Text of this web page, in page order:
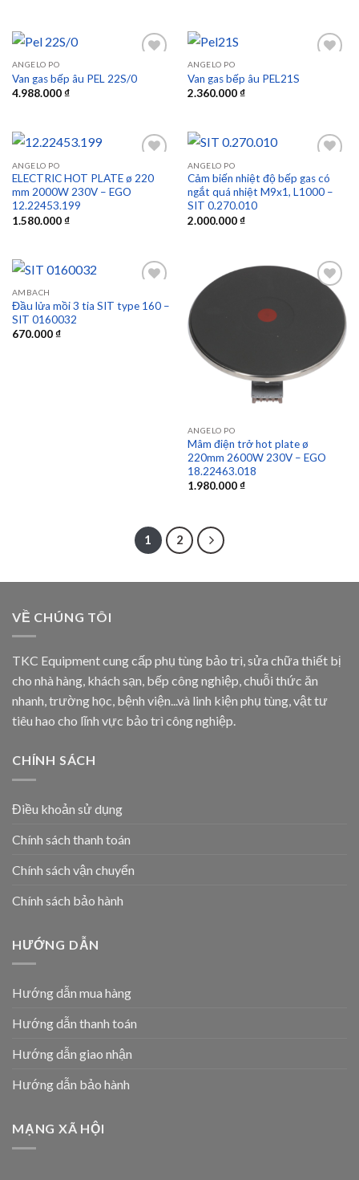
ANGELO PO
Van gas bếp âu PEL 22S/0
4.988.000₫
ANGELO PO
Van gas bếp âu PEL21S
2.360.000₫
ANGELO PO
ELECTRIC HOT PLATE ø 220
mm 2000W 230V – EGO
12.22453.199
1.580.000₫
Add to
ANGELO PO
Cảm biến nhiệt độ bếp gas có
ngắt quá nhiệt M9x1, L1000 –
SIT 0.270.010
2.000.000₫
AMBACH
Đầu lửa mồi 3 tia SIT type 160 –
SIT 0160032
670.000₫
ANGELO PO
Mâm điện trở hot plate ø
220mm 2600W 230V – EGO
18.22463.018
1.980.000₫
1 2
VỀ CHÚNG TÔI
TKC Equipment cung cấp phụ tùng bảo trì, sửa chữa thiết bị
cho nhà hàng, khách sạn, bếp công nghiệp, chuỗi thức ăn
nhanh, trường học, bệnh viện...và linh kiện phụ tùng, vật tư
tiêu hao cho lĩnh vực bảo trì công nghiệp.
CHÍNH SÁCH
Điều khoản sử dụng
Chính sách thanh toán
Chính sách vận chuyển
Chính sách bảo hành
HƯỚNG DẪN
Hướng dẫn mua hàng
Hướng dẫn thanh toán
Hướng dẫn giao nhận
Hướng dẫn bảo hành
MẠNG XÃ HỘI